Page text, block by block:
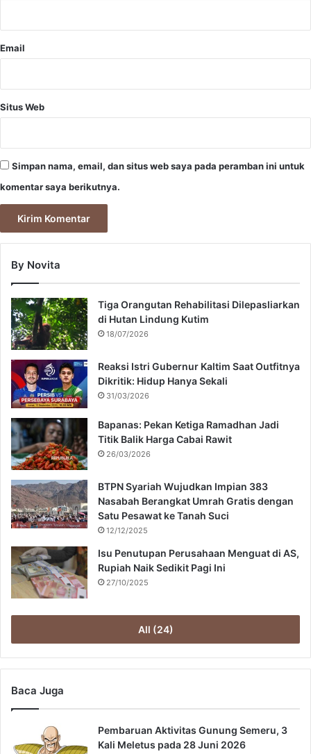
Email
Situs Web
Simpan nama, email, dan situs web saya pada peramban ini untuk
komentar saya berikutnya.
By Novita
Tiga Orangutan Rehabilitasi Dilepasliarkan
di Hutan Lindung Kutim
18/07/2026
Reaksi Istri Gubernur Kaltim Saat Outfitnya
Dikritik: Hidup Hanya Sekali
31/03/2026
Bapanas: Pekan Ketiga Ramadhan Jadi
Titik Balik Harga Cabai Rawit
26/03/2026
BTPN Syariah Wujudkan Impian 383
Nasabah Berangkat Umrah Gratis dengan
Satu Pesawat ke Tanah Suci
12/12/2025
Isu Penutupan Perusahaan Menguat di AS,
Rupiah Naik Sedikit Pagi Ini
27/10/2025
All (24)
Baca Juga
Pembaruan Aktivitas Gunung Semeru, 3
Kali Meletus pada 28 Juni 2026